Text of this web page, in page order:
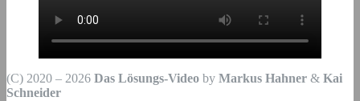
(C) 2020 – 2026 Das Lösungs-Video by Markus Hahner & Kai
Schneider